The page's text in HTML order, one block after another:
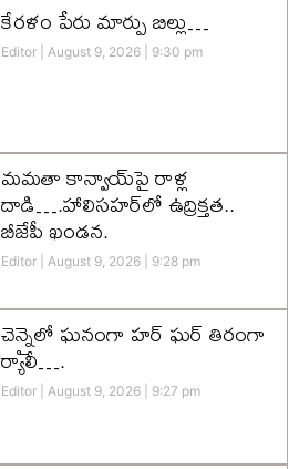
కేరళం పేరు మార్పు బిల్లు…
Editor August 9, 2026 9:30 pm
మమతా కాన్వాయ్‌పై రాళ్ల
దాడి….హాలిసహర్‌లో ఉద్రిక్తత..
బీజేపీ ఖండన.
Editor August 9, 2026 9:28 pm
చెన్నైలో ఘనంగా హర్‌ ఘర్‌ తిరంగా
ర్యాలీ….
Editor August 9, 2026 9:27 pm